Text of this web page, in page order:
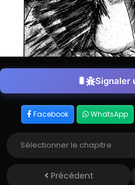
Signaler
Facebook WhatsApp
Précédent